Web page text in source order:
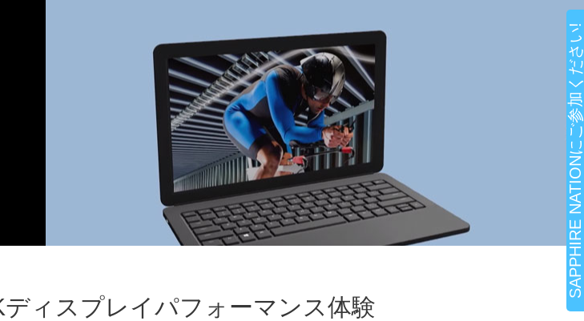
ィスプレイパフォーマンス体験
SAPPHIRE NATIONにご参加ください!